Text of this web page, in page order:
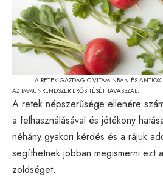
A RETEK GAZDAG C-VITAMINBAN ÉS
AZ IMMUNRENDSZER ERŐSÍTÉSÉT TAVASSZAL.
A retek népszerűsége ellenére
a felhasználásával és jótékony
néhány gyakori kérdés és a rájuk
segíthetnek jobban megismerni ezt
zöldséget.